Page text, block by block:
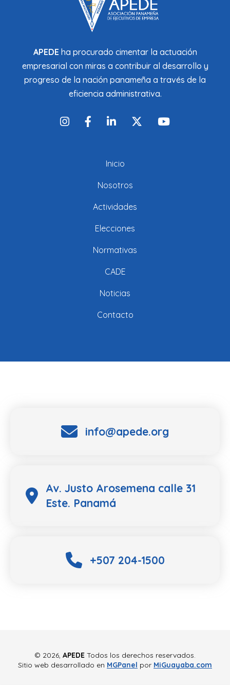
APEDEha procurado cimentar la actuación
empresarial con miras a contribuir al desarrollo y
progreso de la nación panameña a través de la
eficiencia administrativa.
Inicio
Nosotros
Actividades
Elecciones
Normativas
CADE
Noticias
Contacto
info@apede.org
Av. Justo Arosemena calle 31
Este. Panamá
+507 204-1500
© 2026, APEDE Todos los derechos reservados.
Sitio web desarrollado en MGPanel por MiGuayaba.com